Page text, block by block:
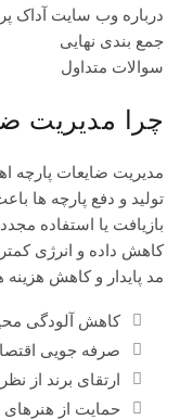
درباره وب سایت آداک
جمع بندی نهایی
سوالات متداول
چرا مدیریت
مدیریت ضایعات پارچه
تولید و دفع پارچه ها
بازیافت یا استفاده
کاهش داده و انرژی
مد پایدار و کاهش
کاهش آلودگی
صرفه جویی
ارتقای برند از
حمایت از